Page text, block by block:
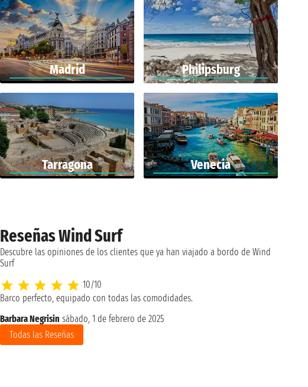
Madrid Philipsburg
Tarragona Venecia
Reseñas Wind Surf
Descubre las opiniones de los clientes que ya han viajado a bordo de Wind
Surf
10/10
Barco perfecto, equipado con todas las comodidades.
Barbara Negrisin sábado, 1 de febrero de 2025
Todas las Reseñas